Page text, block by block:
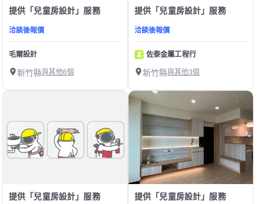
提供「兒童房設計」服務
洽談後報價
毛爾設計
新竹縣與其他6個
提供「兒童房設計」服務
洽談後報價
佐泰金屬工程行
新竹縣與其他3個
提供「兒童房設計」服務 提供「兒童房設計」服務